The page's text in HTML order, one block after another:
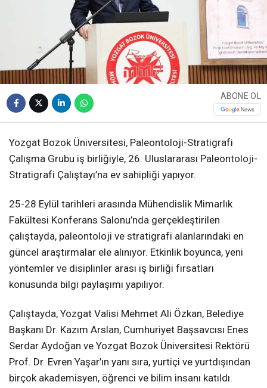
ABONE OL
Yozgat Bozok Üniversitesi, Paleontoloji-Stratigrafi
Çalışma Grubu iş birliğiyle, 26. Uluslararası Paleontoloji-
Stratigrafi Çalıştayı’na ev sahipliği yapıyor.
25-28 Eylül tarihleri arasında Mühendislik Mimarlık
Fakültesi Konferans Salonu’nda gerçekleştirilen
çalıştayda, paleontoloji ve stratigrafi alanlarındaki en
güncel araştırmalar ele alınıyor. Etkinlik boyunca, yeni
yöntemler ve disiplinler arası iş birliği fırsatları
konusunda bilgi paylaşımı yapılıyor.
Çalıştayda, Yozgat Valisi Mehmet Ali Özkan, Belediye
Başkanı Dr. Kazım Arslan, Cumhuriyet Başsavcısı Enes
Serdar Aydoğan ve Yozgat Bozok Üniversitesi Rektörü
Prof. Dr. Evren Yaşar’ın yanı sıra, yurtiçi ve yurtdışından
birçok akademisyen, öğrenci ve bilim insanı katıldı.